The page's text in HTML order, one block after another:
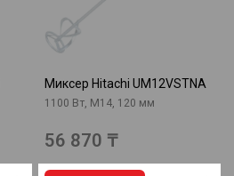
Миксер Hitachi UM12VSTNA
1100 Вт, М14, 120 мм
56 870 ₸